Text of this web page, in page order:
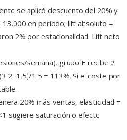
se aplicó descuento del 20% y
en periodo; lift absoluto =
2% por estacionalidad. Lift neto
semana), grupo B recibe 2
1.5 = 113%. Si el coste por
20% más ventas, elasticidad =
sugiere saturación o efecto